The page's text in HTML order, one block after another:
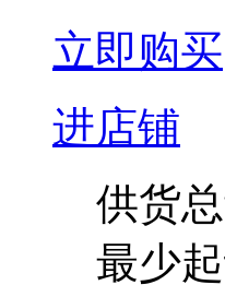
立即购买
进店铺
供货
最少